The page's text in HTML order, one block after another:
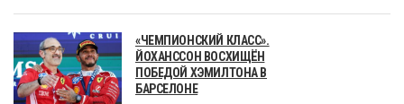
«ЧЕМПИОНСКИЙ КЛАСС».
ЙОХАНССОН ВОСХИЩЁН
ПОБЕДОЙ ХЭМИЛТОНА В
БАРСЕЛОНЕ